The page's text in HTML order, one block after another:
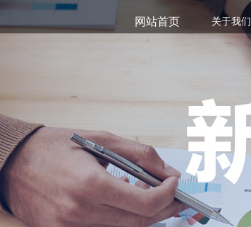
网站首页 关于我们